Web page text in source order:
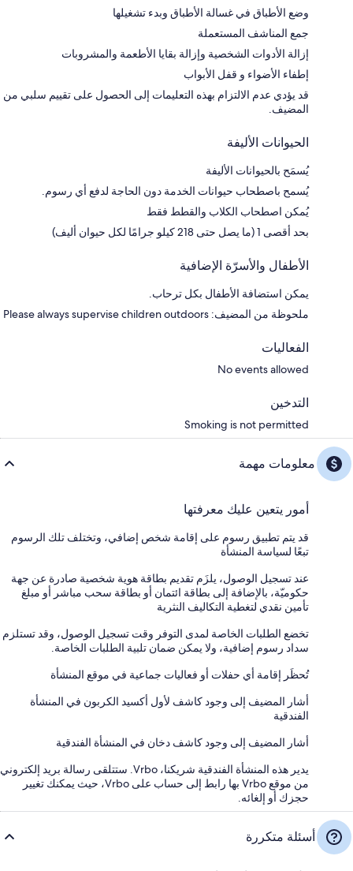
وضع الأطباق في غسالة الأطباق وبدء تشغيلها
جمع المناشف المستعملة
إزالة الأدوات الشخصية وإزالة بقايا الأطعمة والمشروبات
إطفاء الأضواء و قفل الأبواب
قد يؤدي عدم الالتزام بهذه التعليمات إلى الحصول على تقييم سلبي من
المضيف.
الحيوانات الأليفة
يُسمَح بالحيوانات الأليفة
يُسمح باصطحاب حيوانات الخدمة دون الحاجة لدفع أي رسوم.
يُمكن اصطحاب الكلاب والقطط فقط
بحد أقصى 1 (ما يصل حتى 218 كيلو جرامًا لكل حيوان أليف)
الأطفال والأسرّة الإضافية
يمكن استضافة الأطفال بكل ترحاب.
ملحوظة من المضيف: Please always supervise children outdoors
الفعاليات
No events allowed
التدخين
Smoking is not permitted
معلومات مهمة
أمور يتعين عليك معرفتها
قد يتم تطبيق رسوم على إقامة شخص إضافي، وتختلف تلك الرسوم
تبعًا لسياسة المنشأة
عند تسجيل الوصول، يلزَم تقديم بطاقة هوية شخصية صادرة عن جهة
حكوميّة، بالإضافة إلى بطاقة ائتمان أو بطاقة سحب مباشر أو مبلغ
تأمين نقدي لتغطية التكاليف النثرية
تخضع الطلبات الخاصة لمدى التوفر وقت تسجيل الوصول، وقد تستلزم
سداد رسوم إضافية، ولا يمكن ضمان تلبية الطلبات الخاصة.
تُحظَر إقامة أي حفلات أو فعاليات جماعية في موقع المنشأة
أشار المضيف إلى وجود كاشف لأول أكسيد الكربون في المنشأة
الفندقية
أشار المضيف إلى وجود كاشف دخان في المنشأة الفندقية
يدير هذه المنشأة الفندقية شريكنا، Vrbo. ستتلقى رسالة بريد إلكتروني
من موقع Vrbo بها رابط إلى حساب على Vrbo، حيث يمكنك تغيير
حجزك أو إلغائه.
أسئلة متكررة